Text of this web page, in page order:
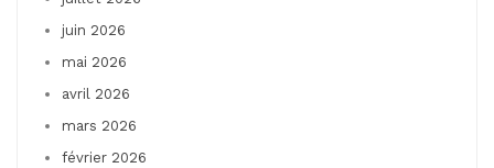
juin 2026
mai 2026
avril 2026
mars 2026
février 2026